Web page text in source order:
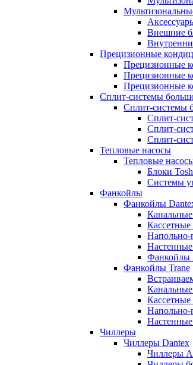
Внешние
Прецизионные
Прецизионные
Прецизионные
Прецизионные
Сплит-системы
Сплит-системы
Сплит-
Сплит-
Сплит-
Тепловые насосы
Тепловые
Блоки
Системы
Фанкойлы
Фанкойлы
Напольно-
Фанкойлы
Фанкойлы Trane
Напольно-
Чиллеры
Чиллеры Dantex
Чиллеры